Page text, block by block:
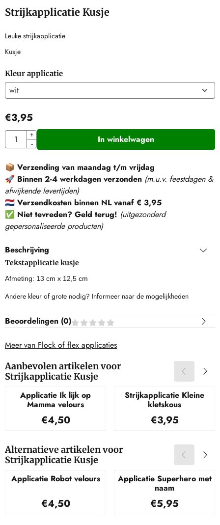
Strijkapplicatie Kusje
Leuke strijkapplicatie
Kusje
Kleur applicatie
€3,95
Aantal
+
-
In winkelwagen
📦 Verzending van maandag t/m vrijdag
🚀 Binnen 2-4 werkdagen verzonden (m.u.v. feestdagen &
afwijkende levertijden)
🇳🇱 Verzendkosten binnen NL vanaf € 3,95
✅ Niet tevreden? Geld terug! (uitgezonderd
gepersonaliseerde producten)
Beschrijving
Tekstapplicatie kusje
Afmeting: 13 cm x 12,5 cm
Andere kleur of grote nodig? Informeer naar de mogelijkheden
Beoordelingen (0)
Meer van Flock of flex applicaties
Aanbevolen artikelen voor
Strijkapplicatie Kusje
Applicatie Ik lijk op
Mamma velours
Prijs: 4,50
€4,50
Strijkapplicatie Kleine
kletskous
Prijs: 3,95
€3,95
Alternatieve artikelen voor
Strijkapplicatie Kusje
Applicatie Robot velours
Prijs: 4,50
€4,50
Applicatie Superhero met
naam
Prijs: 5,95
€5,95